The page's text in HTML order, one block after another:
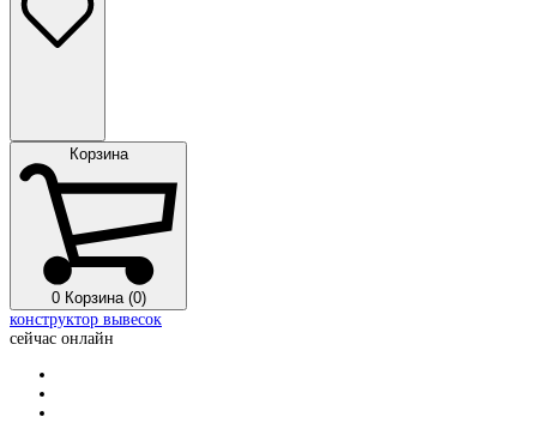
Корзина
0 Корзина (0)
конструктор вывесок
сейчас онлайн